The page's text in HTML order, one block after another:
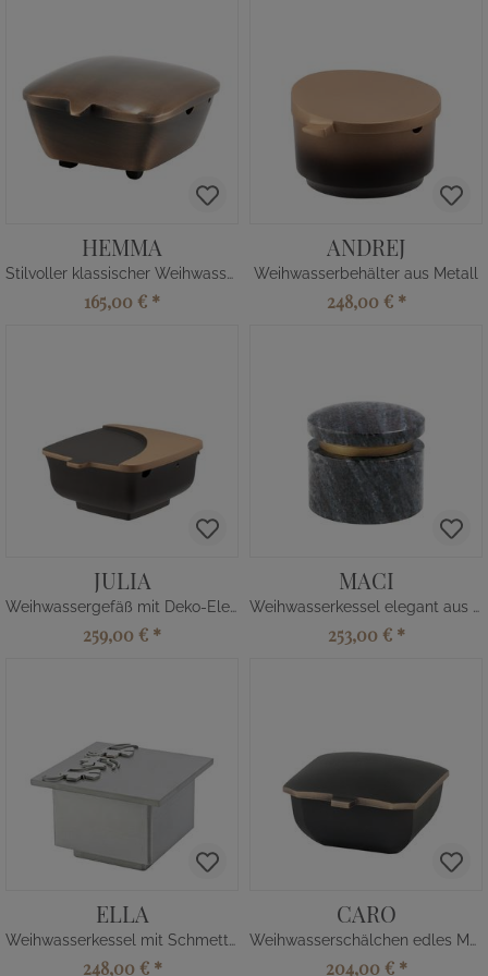
HEMMA
Stilvoller klassischer Weihwasserkessel
165,00 € *
ANDREJ
Weihwasserbehälter aus Metall
248,00 € *
JULIA
Weihwassergefäß mit Deko-Element
259,00 € *
MACI
Weihwasserkessel elegant aus Stein
253,00 € *
ELLA
Weihwasserkessel mit Schmetterlingen
248,00 € *
CARO
Weihwasserschälchen edles Metall
204,00 € *